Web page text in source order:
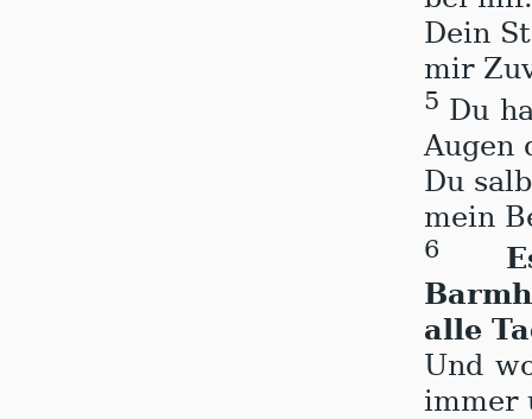
Dein
mir
5 Du
Augen
Du
mein
6
alle
Und
immer